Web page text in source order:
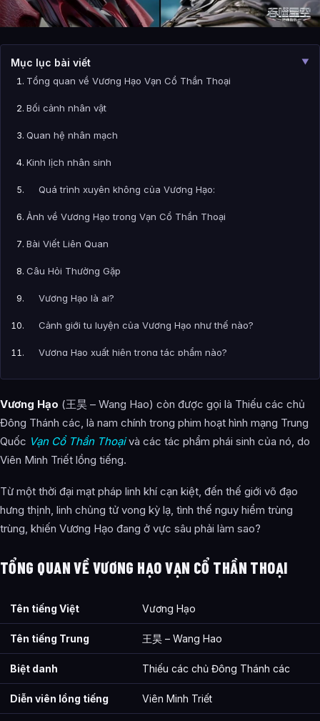
Mục lục bài viết ▼
Tổng quan về Vương Hạo Vạn Cổ Thần Thoại
Bối cảnh nhân vật
Quan hệ nhân mạch
Kinh lịch nhân sinh
Quá trình xuyên không của Vương Hạo:
Ảnh về Vương Hạo trong Vạn Cổ Thần Thoại
Bài Viết Liên Quan
Câu Hỏi Thường Gặp
Vương Hạo là ai?
Cảnh giới tu luyện của Vương Hạo như thế nào?
Vương Hạo xuất hiện trong tác phẩm nào?
Các mối quan hệ quan trọng của Vương Hạo là gì?
Thông tin về Vương Hạo được tổng hợp từ đâu?
Vương Hạo (王昊 – Wang Hao) còn được gọi là Thiếu các chủ
Đông Thánh các, là nam chính trong phim hoạt hình mạng Trung
Quốc Vạn Cổ Thần Thoạivà các tác phẩm phái sinh của nó, do
Viên Minh Triết lồng tiếng.
Từ một thời đại mạt pháp linh khí cạn kiệt, đến thế giới võ đạo
hưng thịnh, linh chủng tử vong kỳ lạ, tình thế nguy hiểm trùng
trùng, khiến Vương Hạo đang ở vực sâu phải làm sao?
TỔNG QUAN VỀ VƯƠNG HẠO VẠN CỔ THẦN THOẠI
Tên tiếng Việt Vương Hạo
Tên tiếng Trung 王昊 – Wang Hao
Biệt danh Thiếu các chủ Đông Thánh các
Diễn viên lồng tiếng Viên Minh Triết